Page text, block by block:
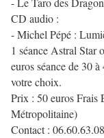
CD audio :
- Michel Pépé :
1 séance Astral
euros séance de 30
votre choix.
Prix : 50 euros Frais
Métropolitaine)
Contact :